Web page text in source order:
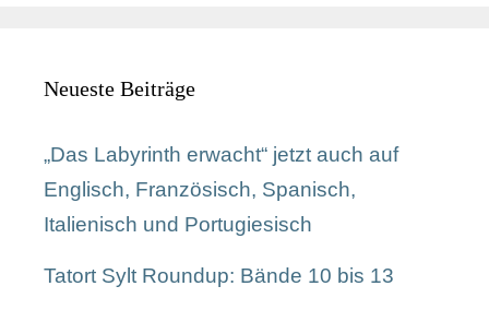
Neueste Beiträge
„Das Labyrinth erwacht“ jetzt auch auf
Englisch, Französisch, Spanisch,
Italienisch und Portugiesisch
Tatort Sylt Roundup: Bände 10 bis 13